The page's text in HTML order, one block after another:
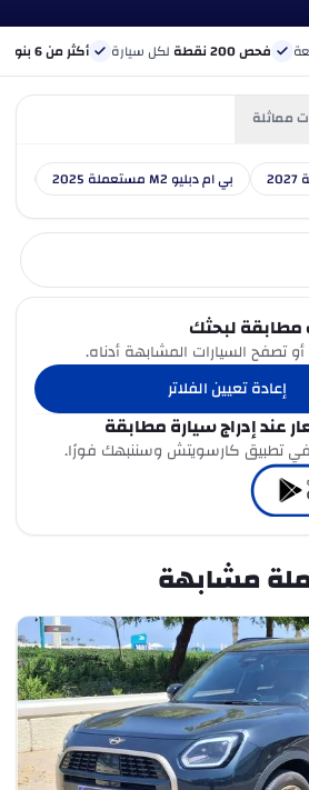
فحص 200 نقطة لكل سيارة أكثر من 6 بنوك
مماثلة
بي ام دبليو M2 مستعملة 2025
مطابقة لبحثك
أو تصفح السيارات المشابهة أدناه.
إعادة تعيين الفلاتر
عند إدراج سيارة مطابقة
تطبيق كارسويتش وسننبهك فورًا.
مشابهة